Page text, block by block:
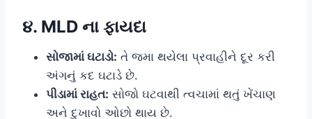
૪. MLD ના ફાયદા
સોજામાં ઘટાડો: તે જમા થયેલા પ્રવાહીને દૂર કરી
અંગનું કદ ઘટાડે છે.
પીડામાં રાહત: સોજો ઘટવાથી ત્વચામાં થતું ખેંચાણ
અને દુખાવો ઓછો થાય છે.